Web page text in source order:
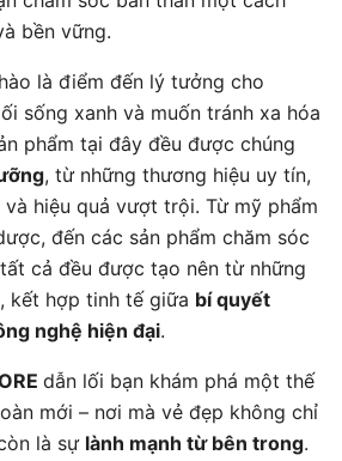
bền vững.
là điểm đến lý tưởng cho
sống xanh và muốn tránh xa hóa
phẩm tại đây đều được chúng
, từ những thương hiệu uy tín,
hiệu quả vượt trội. Từ mỹ phẩm
đến các sản phẩm chăm sóc
cả đều được tạo nên từ những
kết hợp tinh tế giữa bí quyết
nghệ hiện đại.
dẫn lối bạn khám phá một thế
mới – nơi mà vẻ đẹp không chỉ
là sự lành mạnh từ bên trong.